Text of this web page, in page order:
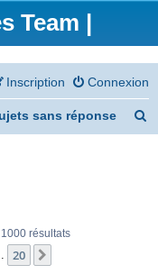
Team |
Connexion
Inscription
sans réponse
résultats
20